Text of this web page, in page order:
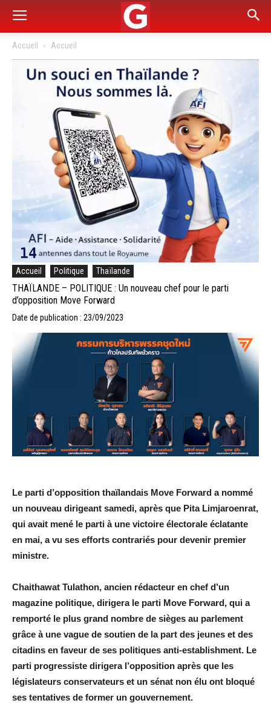
Accueil Accueil
Accueil Politique Thaïlande
THAÏLANDE – POLITIQUE : Un nouveau chef pour le parti
d’opposition Move Forward
Date de publication : 23/09/2023
Le parti d’opposition thaïlandais Move Forward a nommé
un nouveau dirigeant samedi, après que Pita Limjaroenrat,
qui avait mené le parti à une victoire électorale éclatante
en mai, a vu ses efforts contrariés pour devenir premier
ministre.
Chaithawat Tulathon, ancien rédacteur en chef d’un
magazine politique, dirigera le parti Move Forward, qui a
remporté le plus grand nombre de sièges au parlement
grâce à une vague de soutien de la part des jeunes et des
citadins en faveur de ses politiques anti-establishment. Le
parti progressiste dirigera l’opposition après que les
législateurs conservateurs et un sénat non élu ont bloqué
ses tentatives de former un gouvernement.